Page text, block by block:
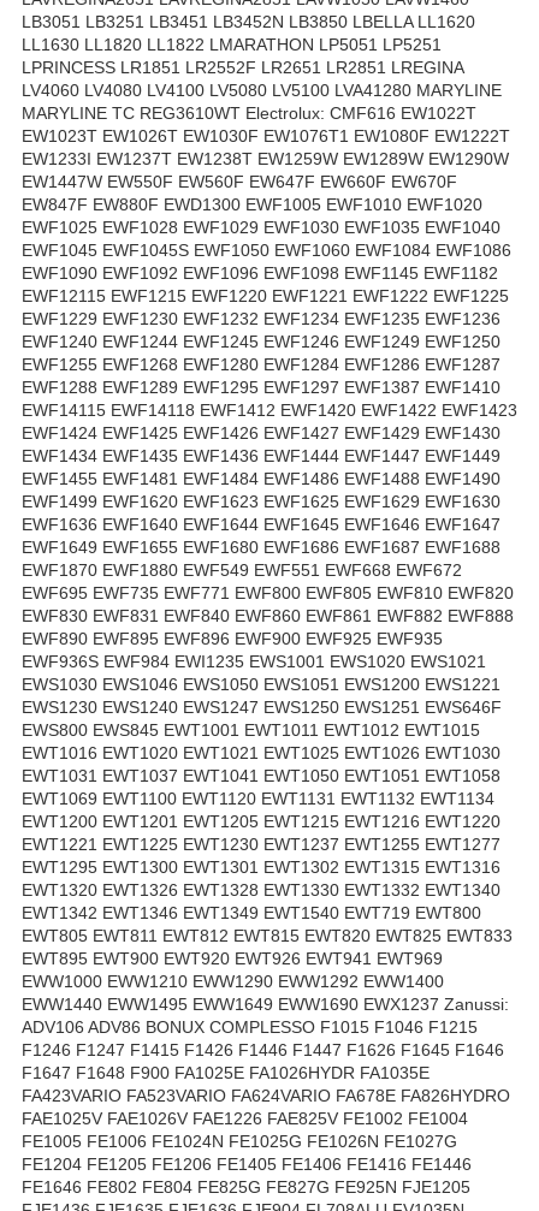
LB3051 LB3251 LB3451 LB3452N LB3850 LBELLA LL1620
LL1630 LL1820 LL1822 LMARATHON LP5051 LP5251
LPRINCESS LR1851 LR2552F LR2651 LR2851 LREGINA
LV4060 LV4080 LV4100 LV5080 LV5100 LVA41280 MARYLINE
MARYLINE TC REG3610WT Electrolux: CMF616 EW1022T
EW1023T EW1026T EW1030F EW1076T1 EW1080F EW1222T
EW1233I EW1237T EW1238T EW1259W EW1289W EW1290W
EW1447W EW550F EW560F EW647F EW660F EW670F
EW847F EW880F EWD1300 EWF1005 EWF1010 EWF1020
EWF1025 EWF1028 EWF1029 EWF1030 EWF1035 EWF1040
EWF1045 EWF1045S EWF1050 EWF1060 EWF1084 EWF1086
EWF1090 EWF1092 EWF1096 EWF1098 EWF1145 EWF1182
EWF12115 EWF1215 EWF1220 EWF1221 EWF1222 EWF1225
EWF1229 EWF1230 EWF1232 EWF1234 EWF1235 EWF1236
EWF1240 EWF1244 EWF1245 EWF1246 EWF1249 EWF1250
EWF1255 EWF1268 EWF1280 EWF1284 EWF1286 EWF1287
EWF1288 EWF1289 EWF1295 EWF1297 EWF1387 EWF1410
EWF14115 EWF14118 EWF1412 EWF1420 EWF1422 EWF1423
EWF1424 EWF1425 EWF1426 EWF1427 EWF1429 EWF1430
EWF1434 EWF1435 EWF1436 EWF1444 EWF1447 EWF1449
EWF1455 EWF1481 EWF1484 EWF1486 EWF1488 EWF1490
EWF1499 EWF1620 EWF1623 EWF1625 EWF1629 EWF1630
EWF1636 EWF1640 EWF1644 EWF1645 EWF1646 EWF1647
EWF1649 EWF1655 EWF1680 EWF1686 EWF1687 EWF1688
EWF1870 EWF1880 EWF549 EWF551 EWF668 EWF672
EWF695 EWF735 EWF771 EWF800 EWF805 EWF810 EWF820
EWF830 EWF831 EWF840 EWF860 EWF861 EWF882 EWF888
EWF890 EWF895 EWF896 EWF900 EWF925 EWF935
EWF936S EWF984 EWI1235 EWS1001 EWS1020 EWS1021
EWS1030 EWS1046 EWS1050 EWS1051 EWS1200 EWS1221
EWS1230 EWS1240 EWS1247 EWS1250 EWS1251 EWS646F
EWS800 EWS845 EWT1001 EWT1011 EWT1012 EWT1015
EWT1016 EWT1020 EWT1021 EWT1025 EWT1026 EWT1030
EWT1031 EWT1037 EWT1041 EWT1050 EWT1051 EWT1058
EWT1069 EWT1100 EWT1120 EWT1131 EWT1132 EWT1134
EWT1200 EWT1201 EWT1205 EWT1215 EWT1216 EWT1220
EWT1221 EWT1225 EWT1230 EWT1237 EWT1255 EWT1277
EWT1295 EWT1300 EWT1301 EWT1302 EWT1315 EWT1316
EWT1320 EWT1326 EWT1328 EWT1330 EWT1332 EWT1340
EWT1342 EWT1346 EWT1349 EWT1540 EWT719 EWT800
EWT805 EWT811 EWT812 EWT815 EWT820 EWT825 EWT833
EWT895 EWT900 EWT920 EWT926 EWT941 EWT969
EWW1000 EWW1210 EWW1290 EWW1292 EWW1400
EWW1440 EWW1495 EWW1649 EWW1690 EWX1237 Zanussi:
ADV106 ADV86 BONUX COMPLESSO F1015 F1046 F1215
F1246 F1247 F1415 F1426 F1446 F1447 F1626 F1645 F1646
F1647 F1648 F900 FA1025E FA1026HYDR FA1035E
FA423VARIO FA523VARIO FA624VARIO FA678E FA826HYDRO
FAE1025V FAE1026V FAE1226 FAE825V FE1002 FE1004
FE1005 FE1006 FE1024N FE1025G FE1026N FE1027G
FE1204 FE1205 FE1206 FE1405 FE1406 FE1416 FE1446
FE1646 FE802 FE804 FE825G FE827G FE925N FJE1205